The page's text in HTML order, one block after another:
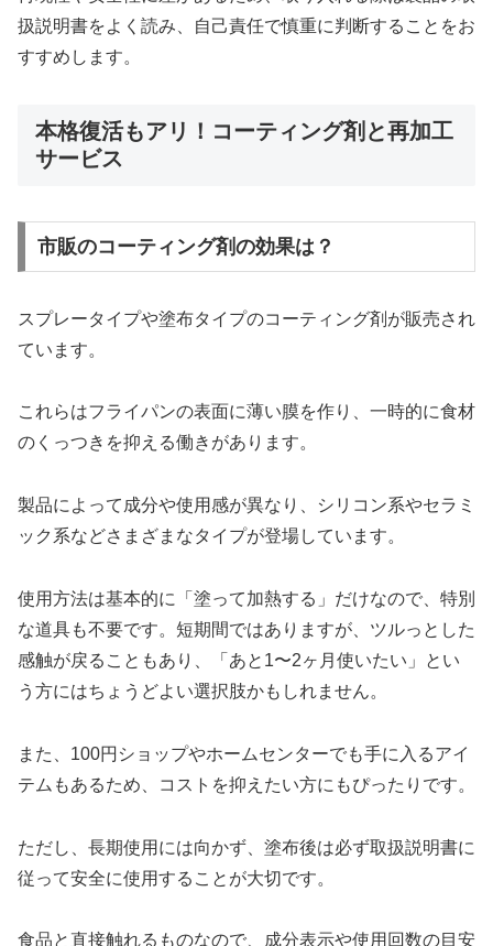
扱説明書をよく読み、自己責任で慎重に判断することをお
すすめします。
本格復活もアリ！コーティング剤と再加工
サービス
市販のコーティング剤の効果は？
スプレータイプや塗布タイプのコーティング剤が販売され
ています。
これらはフライパンの表面に薄い膜を作り、一時的に食材
のくっつきを抑える働きがあります。
製品によって成分や使用感が異なり、シリコン系やセラミ
ック系などさまざまなタイプが登場しています。
使用方法は基本的に「塗って加熱する」だけなので、特別
な道具も不要です。短期間ではありますが、ツルっとした
感触が戻ることもあり、「あと1〜2ヶ月使いたい」とい
う方にはちょうどよい選択肢かもしれません。
また、100円ショップやホームセンターでも手に入るアイ
テムもあるため、コストを抑えたい方にもぴったりです。
ただし、長期使用には向かず、塗布後は必ず取扱説明書に
従って安全に使用することが大切です。
食品と直接触れるものなので、成分表示や使用回数の目安